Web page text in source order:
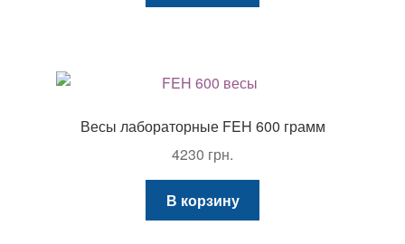
Весы лабораторные FEH 600 грамм
4230 грн.
В корзину